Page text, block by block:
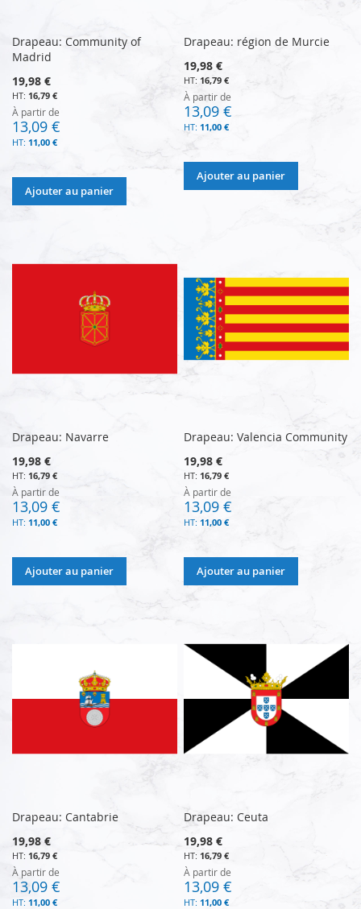
Drapeau: Community of
Madrid
19,98 €
16,79 €
À partir de
13,09 €
11,00 €
Ajouter au panier
Drapeau: région de Murcie
19,98 €
16,79 €
À partir de
13,09 €
11,00 €
Ajouter au panier
Drapeau: Navarre
19,98 €
16,79 €
À partir de
13,09 €
11,00 €
Ajouter au panier
Drapeau: Valencia Community
19,98 €
16,79 €
À partir de
13,09 €
11,00 €
Ajouter au panier
Drapeau: Cantabrie
19,98 €
16,79 €
À partir de
13,09 €
11,00 €
Drapeau: Ceuta
19,98 €
16,79 €
À partir de
13,09 €
11,00 €